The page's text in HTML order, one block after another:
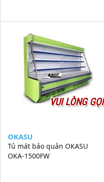
VUI LÒNG GỌI
OKASU
Tủ mát bảo quản OKASU
OKA-1500FW